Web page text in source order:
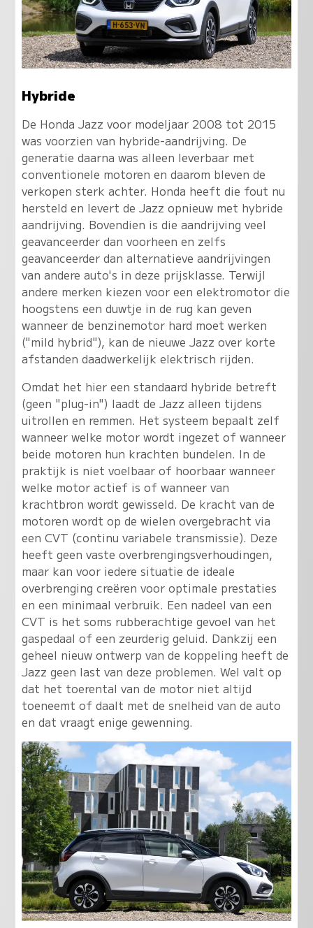
Hybride
De Honda Jazz voor modeljaar 2008 tot 2015
was voorzien van hybride-aandrijving. De
generatie daarna was alleen leverbaar met
conventionele motoren en daarom bleven de
verkopen sterk achter. Honda heeft die fout nu
hersteld en levert de Jazz opnieuw met hybride
aandrijving. Bovendien is die aandrijving veel
geavanceerder dan voorheen en zelfs
geavanceerder dan alternatieve aandrijvingen
van andere auto's in deze prijsklasse. Terwijl
andere merken kiezen voor een elektromotor die
hoogstens een duwtje in de rug kan geven
wanneer de benzinemotor hard moet werken
("mild hybrid"), kan de nieuwe Jazz over korte
afstanden daadwerkelijk elektrisch rijden.
Omdat het hier een standaard hybride betreft
(geen "plug-in") laadt de Jazz alleen tijdens
uitrollen en remmen. Het systeem bepaalt zelf
wanneer welke motor wordt ingezet of wanneer
beide motoren hun krachten bundelen. In de
praktijk is niet voelbaar of hoorbaar wanneer
welke motor actief is of wanneer van
krachtbron wordt gewisseld. De kracht van de
motoren wordt op de wielen overgebracht via
een CVT (continu variabele transmissie). Deze
heeft geen vaste overbrengingsverhoudingen,
maar kan voor iedere situatie de ideale
overbrenging creëren voor optimale prestaties
en een minimaal verbruik. Een nadeel van een
CVT is het soms rubberachtige gevoel van het
gaspedaal of een zeurderig geluid. Dankzij een
geheel nieuw ontwerp van de koppeling heeft de
Jazz geen last van deze problemen. Wel valt op
dat het toerental van de motor niet altijd
toeneemt of daalt met de snelheid van de auto
en dat vraagt enige gewenning.